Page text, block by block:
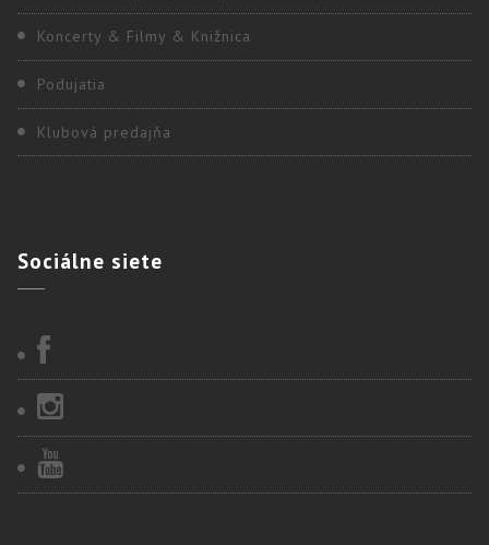
Koncerty & Filmy & Knižnica
Podujatia
Klubová predajňa
Sociálne siete